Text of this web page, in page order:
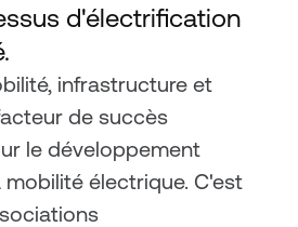
d'électrification
infrastructure et
de succès
le développement
électrique. C'est